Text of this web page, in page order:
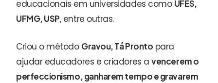
educacionais em universidades como UFES,
UFMG, USP, entre outras.
Criou o método Gravou, Tá Pronto para
ajudar educadores e criadores avencerem o
perfeccionismo, ganharem tempo e gravarem